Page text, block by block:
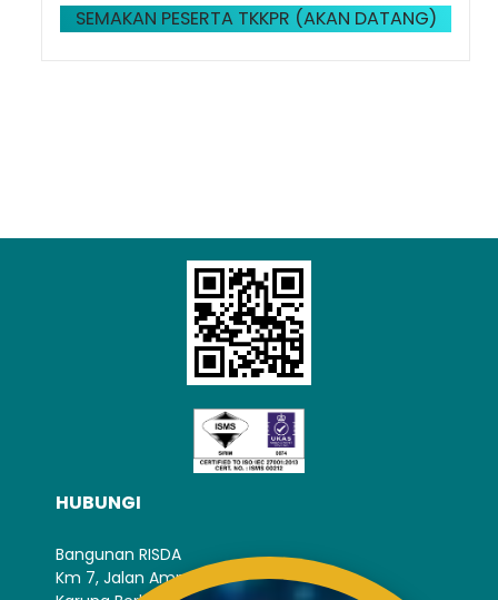
SEMAKAN PESERTA TKKPR (AKAN DATANG)
HUBUNGI
Bangunan RISDA
Km 7, Jalan Ampang,